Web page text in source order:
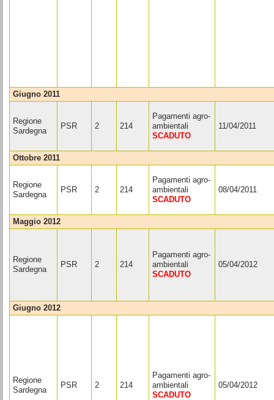
giugno 2011
Regione
Sardegna
PSR 2 214
Pagamenti agro-
ambientali
SCADUTO
11/04/2011
ottobre 2011
Regione
Sardegna
PSR 2 214
Pagamenti agro-
ambientali
SCADUTO
08/04/2011
maggio 2012
Regione
Sardegna
PSR 2 214
Pagamenti agro-
ambientali
SCADUTO
05/04/2012
giugno 2012
Regione
Sardegna
PSR 2 214
Pagamenti agro-
ambientali
SCADUTO
05/04/2012